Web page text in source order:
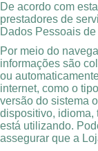
De acordo com
prestadores de
Dados Pessoais
Por meio do
informações são
ou
internet, como o
versão do sistema
dispositivo, idioma,
está utilizando.
assegurar que a